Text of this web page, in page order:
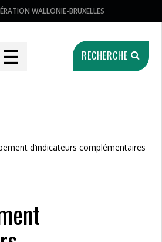
WALLONIE-BRUXELLES
☰ RECHERCHE
d’indicateurs complémentaires